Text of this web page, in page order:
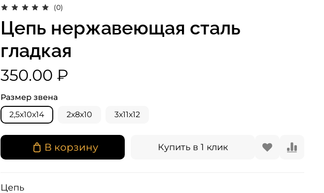
(0)
Цепь нержавеющая сталь
гладкая
350.00 ₽
Размер звена
2,5х10х14
2х8х10 3х11х12
В корзину Купить в 1 клик
Цепь